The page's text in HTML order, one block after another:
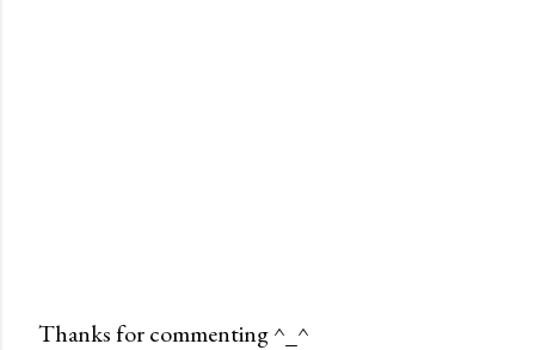
Thanks for commenting ^_^